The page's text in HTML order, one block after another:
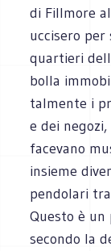
di Fillmore
uccisero
quartieri
bolla
talmente i
e dei
facevano
insieme
pendolari
Questo è
secondo la